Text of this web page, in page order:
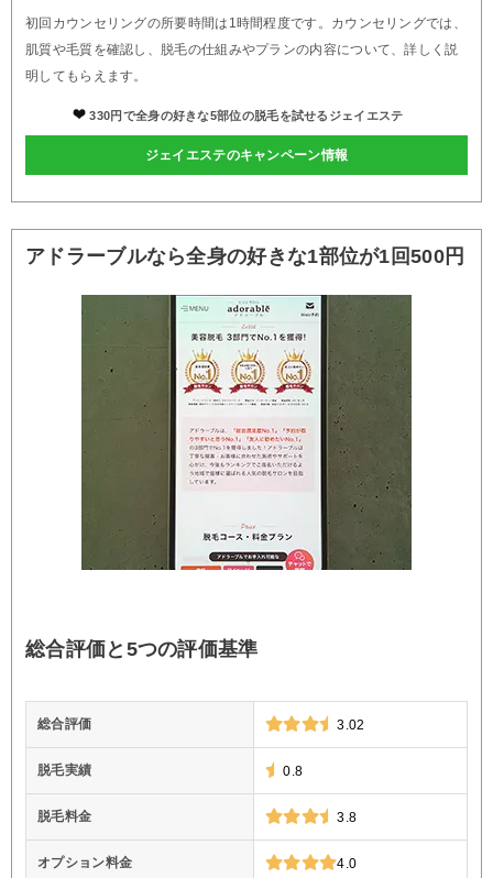
初回カウンセリングの所要時間は1時間程度です。カウンセリングでは、
肌質や毛質を確認し、脱毛の仕組みやプランの内容について、詳しく説
明してもらえます。
330円で全身の好きな5部位の脱毛を試せるジェイエステ
ジェイエステのキャンペーン情報
アドラーブルなら全身の好きな1部位が1回500円
総合評価と5つの評価基準
総合評価 3.02
脱毛実績 0.8
脱毛料金 3.8
オプション料金 4.0